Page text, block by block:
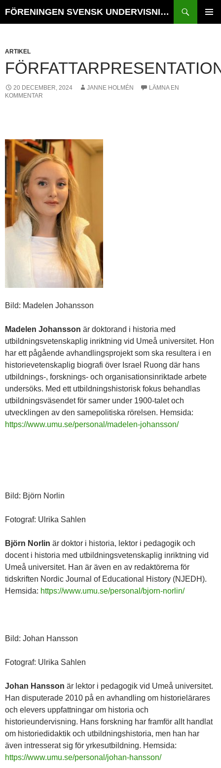
till
FÖRENINGEN SVENSK UNDERVISNINGSHISTORIA // TIDSKRIFTEN VÄGVAL i SKOLANS HISTORIA
ARTIKEL
20 DECEMBER, 2024 JANNE HOLMÉN
LÄMNA EN
KOMMENTAR
Bild: Madelen Johansson
Madelen Johansson är doktorand i historia med
utbildningsvetenskaplig inriktning vid Umeå universitet. Hon
har ett pågående avhandlingsprojekt som ska resultera i en
historievetenskaplig biografi över Israel Ruong där hans
utbildnings-, forsknings- och organisationsinriktade arbete
undersöks. Med ett utbildningshistorisk fokus behandlas
utbildningsväsendet för samer under 1900-talet och
utvecklingen av den samepolitiska rörelsen. Hemsida:
https://www.umu.se/personal/madelen-johansson/
Bild: Björn Norlin
Fotograf: Ulrika Sahlen
Björn Norlin är doktor i historia, lektor i pedagogik och
docent i historia med utbildningsvetenskaplig inriktning vid
Umeå universitet. Han är även en av redaktörerna för
tidskriften Nordic Journal of Educational History (NJEDH).
Hemsida: https://www.umu.se/personal/bjorn-norlin/
Bild: Johan Hansson
Fotograf: Ulrika Sahlen
Johan Hansson är lektor i pedagogik vid Umeå universitet.
Han disputerade 2010 på en avhandling om historielärares
och elevers uppfattningar om historia och
historieundervisning. Hans forskning har framför allt handlat
om historiedidaktik och utbildningshistoria, men han har
även intresserat sig för yrkesutbildning. Hemsida:
https://www.umu.se/personal/johan-hansson/